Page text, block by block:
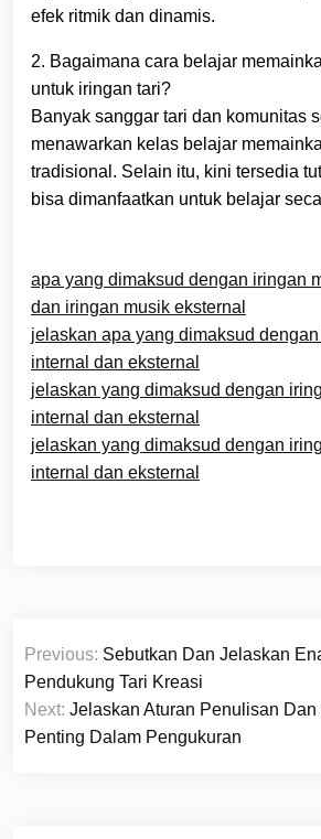
efek ritmik dan dinamis.
2. Bagaimana cara belajar
untuk iringan tari?
Banyak sanggar tari dan komunitas
menawarkan kelas belajar
tradisional. Selain itu, kini tersedia
bisa dimanfaatkan untuk belajar
apa yang dimaksud dengan iringan
dan iringan musik eksternal
jelaskan apa yang dimaksud
internal dan eksternal
jelaskan yang dimaksud dengan
internal dan eksternal
jelaskan yang dimaksud dengan
internal dan eksternal
Navigasi
pos
Previous: Sebutkan Dan Jelaskan
Pendukung Tari Kreasi
Next: Jelaskan Aturan Penulisan
Penting Dalam Pengukuran